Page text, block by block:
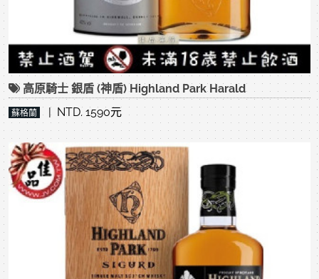
高原騎士 銀盾 (神盾) Highland Park Harald
蘇格蘭 | NTD. 1590元